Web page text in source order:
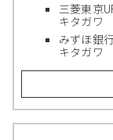
三菱東京
キタガワ
みずほ銀
キタガワ